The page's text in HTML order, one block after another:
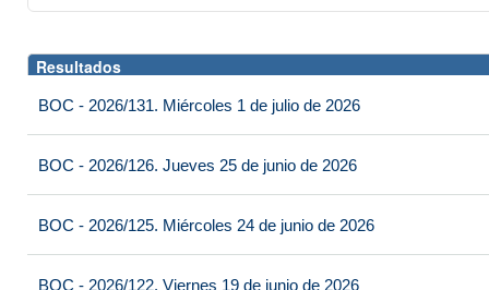
Resultados
BOC - 2026/131. Miércoles 1 de julio de 2026
BOC - 2026/126. Jueves 25 de junio de 2026
BOC - 2026/125. Miércoles 24 de junio de 2026
BOC - 2026/122. Viernes 19 de junio de 2026